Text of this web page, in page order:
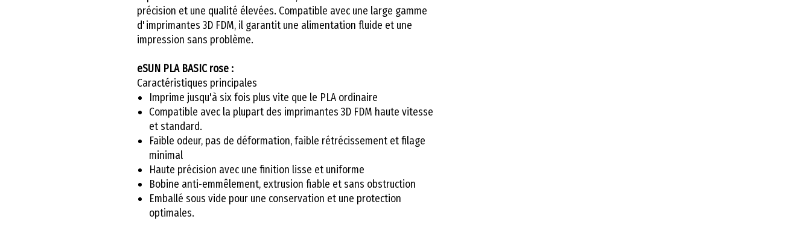
précision et une qualité élevées. Compatible avec une large gamme
d'imprimantes 3D FDM, il garantit une alimentation fluide et une
impression sans problème.
eSUN PLA BASIC rose :
Caractéristiques principales
Imprime jusqu'à six fois plus vite que le PLA ordinaire
Compatible avec la plupart des imprimantes 3D FDM haute vitesse
et standard.
Faible odeur, pas de déformation, faible rétrécissement et filage
minimal
Haute précision avec une finition lisse et uniforme
Bobine anti-emmêlement, extrusion fiable et sans obstruction
Emballé sous vide pour une conservation et une protection
optimales.